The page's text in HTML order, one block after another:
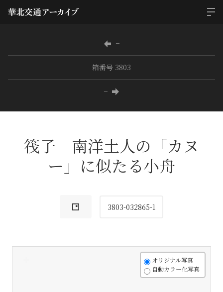
−
箱番号 3803
−
筏子 南洋土人の「カヌ
ー」に似たる小舟
3803-032865-1
オリジナル写真
自動カラー化写真